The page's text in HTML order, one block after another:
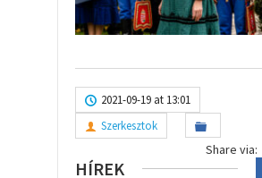
2021-09-19 at 13:01
Szerkesztok
Share via:
HÍREK